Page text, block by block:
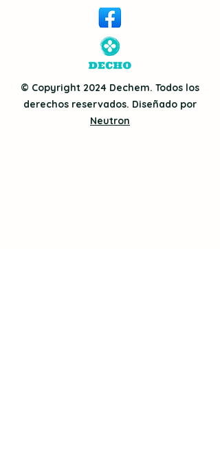
© Copyright 2024 Dechem. Todos los
derechos reservados. Diseñado por
Neutron